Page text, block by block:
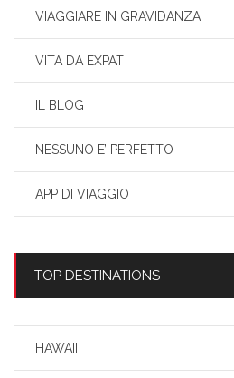
VIAGGIARE IN GRAVIDANZA
VITA DA EXPAT
IL BLOG
NESSUNO E’ PERFETTO
APP DI VIAGGIO
TOP DESTINATIONS
HAWAII